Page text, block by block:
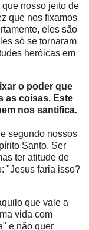
nosso jeito de
que nos fixamos
eles são
só se tornaram
heróicas em
o poder que
as coisas. Este
nos santifica.
segundo nossos
Santo. Ser
ter atitude de
"Jesus faria isso?
que vale a
vida com
e não quer